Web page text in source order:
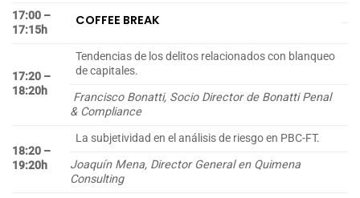
17:00 –
17:15h
COFFEE BREAK
17:20 –
18:20h
Tendencias de los delitos relacionados con blanqueo
de capitales.
Francisco Bonatti, Socio Director de Bonatti Penal
& Compliance
18:20 –
19:20h
La subjetividad en el análisis de riesgo en PBC-FT.
Joaquín Mena, Director General en Quimena
Consulting